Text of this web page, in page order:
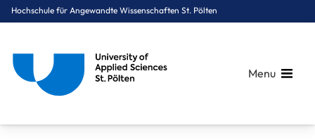
Hochschule für Angewandte Wissenschaften St. Pölten
Menu